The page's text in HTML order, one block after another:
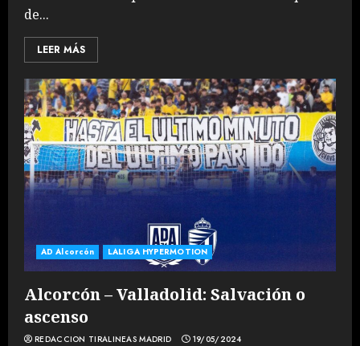
de...
LEER MÁS
AD Alcorcón LALIGA HYPERMOTION
Alcorcón – Valladolid: Salvación o
ascenso
REDACCION TIRALINEAS MADRID 19/05/2024